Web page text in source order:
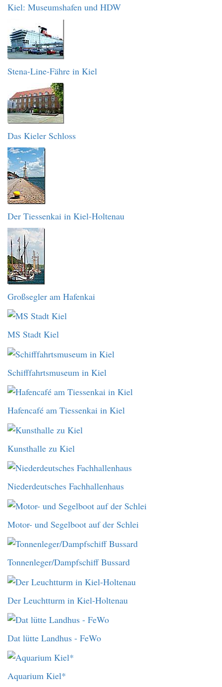
Kiel: Museumshafen und HDW
Stena-Line-Fähre in Kiel
Das Kieler Schloss
Der Tiessenkai in Kiel-Holtenau
Großsegler am Hafenkai
MS Stadt Kiel
Schifffahrtsmuseum in Kiel
Hafencafé am Tiessenkai in Kiel
Kunsthalle zu Kiel
Niederdeutsches Fachhallenhaus
Motor- und Segelboot auf der Schlei
Tonnenleger/Dampfschiff Bussard
Der Leuchtturm in Kiel-Holtenau
Dat lütte Landhus - FeWo
Aquarium Kiel*